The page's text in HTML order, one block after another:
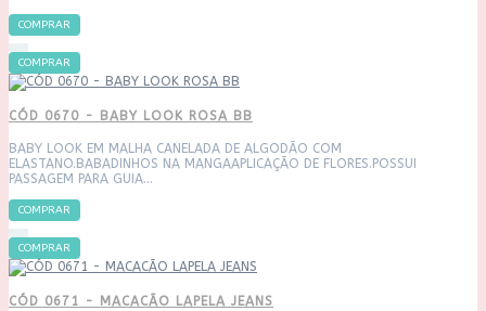
COMPRAR
COMPRAR
CÓD 0670 - BABY LOOK ROSA BB
BABY LOOK EM MALHA CANELADA DE ALGODÃO COM
ELASTANO.BABADINHOS NA MANGAAPLICAÇÃO DE FLORES.POSSUI
PASSAGEM PARA GUIA...
COMPRAR
COMPRAR
CÓD 0671 - MACACÃO LAPELA JEANS